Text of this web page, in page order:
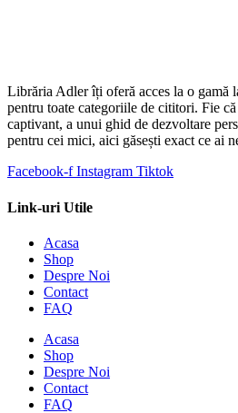
Librăria Adler îți oferă acces la o gamă
pentru toate categoriile de cititori. Fie
captivant, a unui ghid de dezvoltare
pentru cei mici, aici găsești exact ce ai
Facebook-f Instagram Tiktok
Link-uri Utile
Acasa
Shop
Despre Noi
Contact
FAQ
Acasa
Shop
Despre Noi
Contact
FAQ